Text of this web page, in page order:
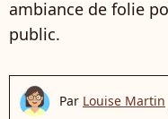
ambiance de folie
public.
Par Louise Martin